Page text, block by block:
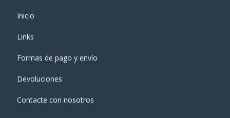
Inicio
Links
Formas de pago y enví­o
Devoluciones
Contacte con nosotros